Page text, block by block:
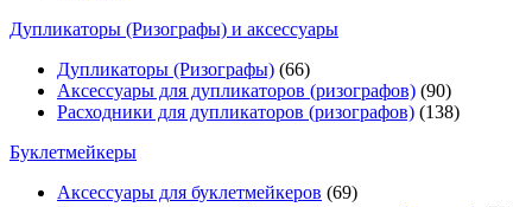
Дупликаторы (Ризографы) и аксессуары
Дупликаторы (Ризографы) (66)
Аксессуары для дупликаторов (ризографов) (90)
Расходники для дупликаторов (ризографов) (138)
Буклетмейкеры
Аксессуары для буклетмейкеров (69)